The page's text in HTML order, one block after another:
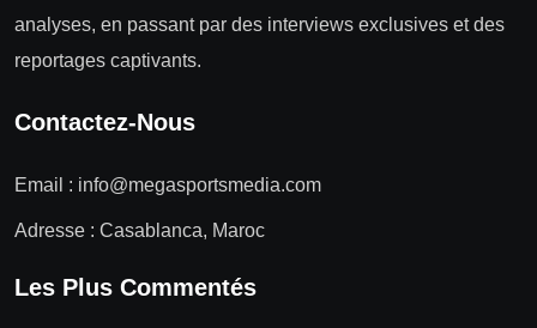
analyses, en passant par des interviews exclusives et des
reportages captivants.
Contactez-Nous
Email : info@megasportsmedia.com
Adresse : Casablanca, Maroc
Les Plus Commentés